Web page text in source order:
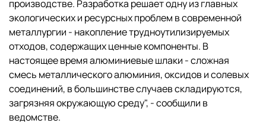
производстве. Разработка решает одну из главных
экологических и ресурсных проблем в современной
металлургии - накопление трудноутилизируемых
отходов, содержащих ценные компоненты. В
настоящее время алюминиевые шлаки - сложная
смесь металлического алюминия, оксидов и солевых
соединений, в большинстве случаев складируются,
загрязняя окружающую среду", - сообщили в
ведомстве.